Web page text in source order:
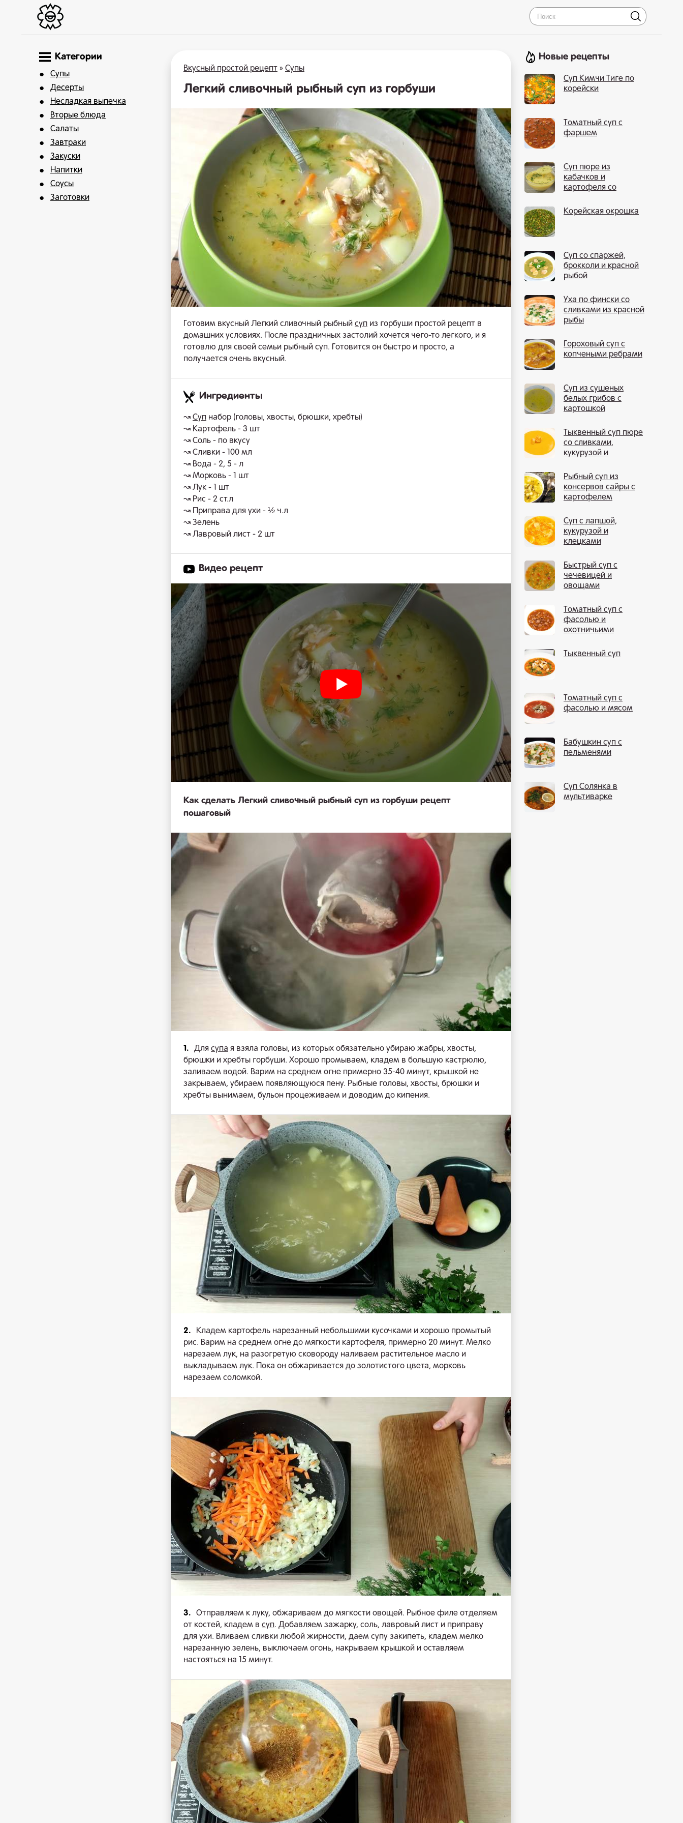
Категории
Супы
Десерты
Несладкая выпечка
Вторые блюда
Салаты
Завтраки
Закуски
Напитки
Соусы
Заготовки
Вкусный простой рецепт » Супы
Легкий сливочный рыбный суп из горбуши
Готовим вкусный Легкий сливочный рыбный суп из горбуши простой рецепт в
домашних условиях. После праздничных застолий хочется чего-то легкого, и я
готовлю для своей семьи рыбный суп. Готовится он быстро и просто, а
получается очень вкусный.
Ингредиенты
↝ Суп набор (головы, хвосты, брюшки, хребты)
↝ Картофель - 3 шт
↝ Соль - по вкусу
↝ Сливки - 100 мл
↝ Вода - 2, 5 - л
↝ Морковь - 1 шт
↝ Лук - 1 шт
↝ Рис - 2 ст.л
↝ Приправа для ухи - ½ ч.л
↝ Зелень
↝ Лавровый лист - 2 шт
Видео рецепт
Как сделать Легкий сливочный рыбный суп из горбуши рецепт
пошаговый
1. Для супа я взяла головы, из которых обязательно убираю жабры, хвосты,
брюшки и хребты горбуши. Хорошо промываем, кладем в большую кастрюлю,
заливаем водой. Варим на среднем огне примерно 35-40 минут, крышкой не
закрываем, убираем появляющуюся пену. Рыбные головы, хвосты, брюшки и
хребты вынимаем, бульон процеживаем и доводим до кипения.
2.
Кладем картофель нарезанный небольшими кусочками и хорошо промытый
рис. Варим на среднем огне до мягкости картофеля, примерно 20 минут. Мелко
нарезаем лук, на разогретую сковороду наливаем растительное масло и
выкладываем лук. Пока он обжаривается до золотистого цвета, морковь
нарезаем соломкой.
3.
Отправляем к луку, обжариваем до мягкости овощей. Рыбное филе отделяем
от костей, кладем в суп. Добавляем зажарку, соль, лавровый лист и приправу
для ухи. Вливаем сливки любой жирности, даем супу закипеть, кладем мелко
нарезанную зелень, выключаем огонь, накрываем крышкой и оставляем
настояться на 15 минут.
Новые рецепты
Суп Кимчи Тиге по
корейски
Томатный суп с
фаршем
Суп пюре из
кабачков и
картофеля со
Корейская окрошка
Суп со спаржей,
брокколи и красной
рыбой
Уха по фински со
сливками из красной
рыбы
Гороховый суп с
копчеными ребрами
Суп из сушеных
белых грибов с
картошкой
Тыквенный суп пюре
со сливками,
кукурузой и
Рыбный суп из
консервов сайры с
картофелем
Суп с лапшой,
кукурузой и
клецками
Быстрый суп с
чечевицей и
овощами
Томатный суп с
фасолью и
охотничьими
Тыквенный суп
Томатный суп с
фасолью и мясом
Бабушкин суп с
пельменями
Суп Солянка в
мультиварке